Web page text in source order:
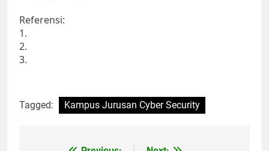
Referensi:
1.
2.
3.
Tagged: Kampus Jurusan Cyber Security